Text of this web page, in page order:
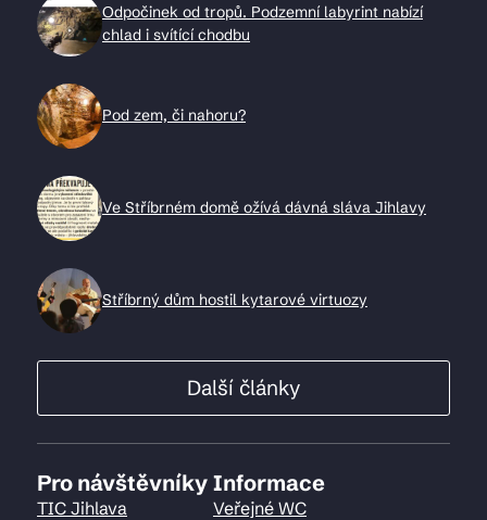
Odpočinek od tropů. Podzemní labyrint nabízí
chlad i svítící chodbu
Pod zem, či nahoru?
Ve Stříbrném domě ožívá dávná sláva Jihlavy
Stříbrný dům hostil kytarové virtuozy
Další články
Pro návštěvníky
TIC Jihlava
Informace
Veřejné WC